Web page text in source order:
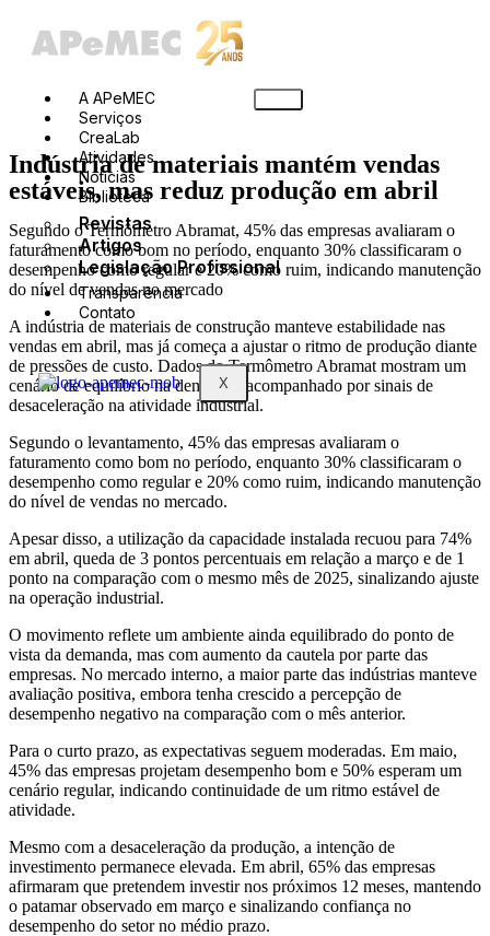
A APeMEC
Serviços
CreaLab
Atividades
Notícias
Biblioteca
Revistas
Artigos
Legislação Profissional
Transparência
Contato
X
Indústria de materiais mantém vendas
estáveis, mas reduz produção em abril
Segundo o Termômetro Abramat, 45% das empresas avaliaram o
faturamento como bom no período, enquanto 30% classificaram o
desempenho como regular e 20% como ruim, indicando manutenção
do nível de vendas no mercado
A indústria de materiais de construção manteve estabilidade nas
vendas em abril, mas já começa a ajustar o ritmo de produção diante
de pressões de custo. Dados do Termômetro Abramat mostram um
cenário de equilíbrio na demanda, acompanhado por sinais de
desaceleração na atividade industrial.
Segundo o levantamento, 45% das empresas avaliaram o
faturamento como bom no período, enquanto 30% classificaram o
desempenho como regular e 20% como ruim, indicando manutenção
do nível de vendas no mercado.
Apesar disso, a utilização da capacidade instalada recuou para 74%
em abril, queda de 3 pontos percentuais em relação a março e de 1
ponto na comparação com o mesmo mês de 2025, sinalizando ajuste
na operação industrial.
O movimento reflete um ambiente ainda equilibrado do ponto de
vista da demanda, mas com aumento da cautela por parte das
empresas. No mercado interno, a maior parte das indústrias manteve
avaliação positiva, embora tenha crescido a percepção de
desempenho negativo na comparação com o mês anterior.
Para o curto prazo, as expectativas seguem moderadas. Em maio,
45% das empresas projetam desempenho bom e 50% esperam um
cenário regular, indicando continuidade de um ritmo estável de
atividade.
Mesmo com a desaceleração da produção, a intenção de
investimento permanece elevada. Em abril, 65% das empresas
afirmaram que pretendem investir nos próximos 12 meses, mantendo
o patamar observado em março e sinalizando confiança no
desempenho do setor no médio prazo.